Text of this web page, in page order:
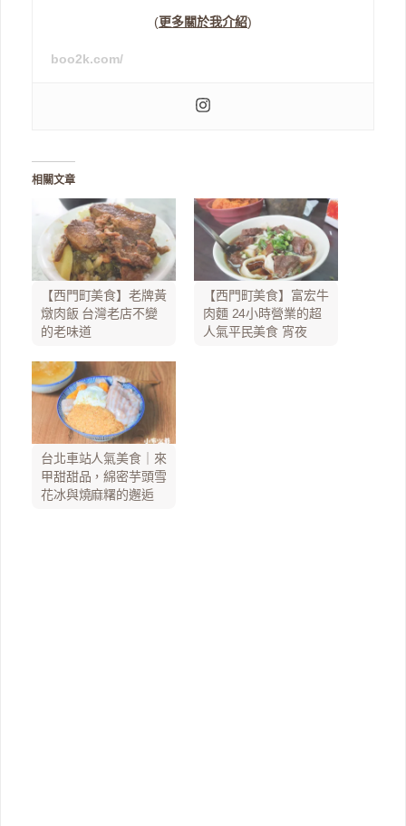
(更多關於我介紹)
boo2k.com/
相關文章
【西門町美食】老牌黃
燉肉飯 台灣老店不變
的老味道
【西門町美食】富宏牛
肉麵 24小時營業的超
人氣平民美食 宵夜
台北車站人氣美食｜來
甲甜甜品，綿密芋頭雪
花冰與燒麻糬的邂逅